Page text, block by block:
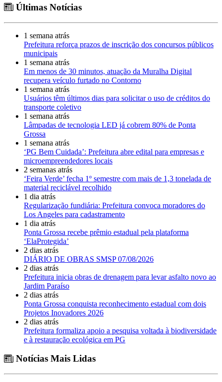
Últimas Notícias
1 semana atrás
Prefeitura reforça prazos de inscrição dos concursos públicos
municipais
1 semana atrás
Em menos de 30 minutos, atuação da Muralha Digital
recupera veículo furtado no Contorno
1 semana atrás
Usuários têm últimos dias para solicitar o uso de créditos do
transporte coletivo
1 semana atrás
Lâmpadas de tecnologia LED já cobrem 80% de Ponta
Grossa
1 semana atrás
‘PG Bem Cuidada’: Prefeitura abre edital para empresas e
microempreendedores locais
2 semanas atrás
‘Feira Verde’ fecha 1º semestre com mais de 1,3 tonelada de
material reciclável recolhido
1 dia atrás
Regularização fundiária: Prefeitura convoca moradores do
Los Angeles para cadastramento
1 dia atrás
Ponta Grossa recebe prêmio estadual pela plataforma
‘ElaProtegida’
2 dias atrás
DIÁRIO DE OBRAS SMSP 07/08/2026
2 dias atrás
Prefeitura inicia obras de drenagem para levar asfalto novo ao
Jardim Paraíso
2 dias atrás
Ponta Grossa conquista reconhecimento estadual com dois
Projetos Inovadores 2026
2 dias atrás
Prefeitura formaliza apoio a pesquisa voltada à biodiversidade
e à restauração ecológica em PG
Notícias Mais Lidas